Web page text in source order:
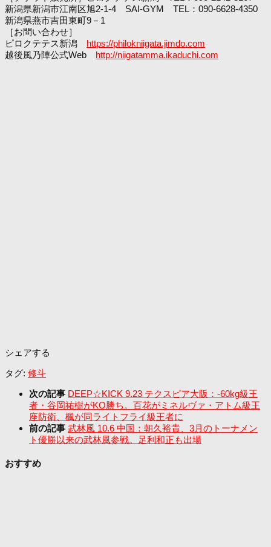
新潟県新潟市江南区旭2-1-4 SAI-GYM TEL：090-6628-4350
新潟県燕市吉田東町9－1
［お問い合わせ］
ピロクテテス新潟 https://philokniigata.jimdo.com
越後風乃陣公式Web http://niigatamma.ikaduchi.com
シェアする
タグ: 修斗
次の記事 DEEP☆KICK 9.23 テクスピア大阪：-60kg級王
者・谷岡祐樹がKO勝ち。百花がミネルヴァ・アトム級王
座防衛、楓が同ライトフライ級王者に
前の記事 武林風 10.6 中国：朝久裕貴、3月のトーナメン
ト優勝以来の武林風参戦。足利和正も出場
おすすめ